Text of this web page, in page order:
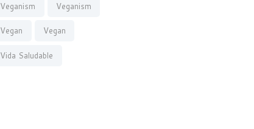
Veganism Veganism
Vegan Vegan
Vida Saludable